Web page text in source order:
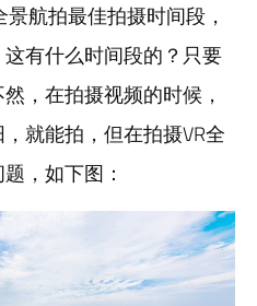
航拍最佳拍摄时间段，
有什么时间段的？只要
，在拍摄视频的时候，
就能拍，但在拍摄VR全
，如下图：